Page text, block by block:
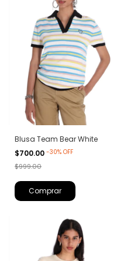
Blusa Team Bear White
$700.00 -30% OFF
$999.00
Comprar